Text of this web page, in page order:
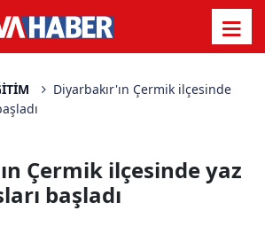
Diyarbakır'ın Çermik ilçesinde
Çermik ilçesinde yaz
başladı